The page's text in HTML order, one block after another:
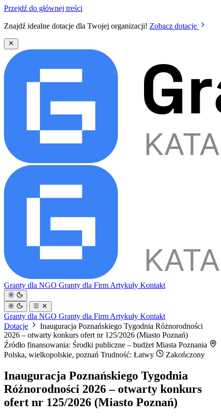
Przejdź do głównej treści
Znajdź idealne dotacje dla Twojej organizacji! Zobacz dotacje
Granty dla NGO Granty dla Firm Artykuły Kontakt
Granty dla NGO Granty dla Firm Artykuły Kontakt
Dotacje
Inauguracja Poznańskiego Tygodnia Różnorodności
2026 – otwarty konkurs ofert nr 125/2026 (Miasto Poznań)
Źródło finansowania: Środki publiczne – budżet Miasta Poznania
Polska, wielkopolskie, poznań Trudność: Łatwy Zakończony
Inauguracja Poznańskiego Tygodnia
Różnorodności 2026 – otwarty konkurs
ofert nr 125/2026 (Miasto Poznań)